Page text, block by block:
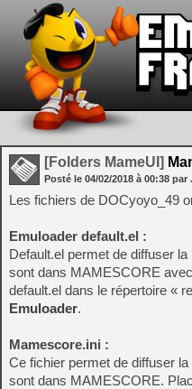
[Folders MameUI]
Posté le 04/02/2018 à 00:38 par
Les fichiers de DOCyoyo_49
Emuloader default.el :
Default.el permet de diffuser
sont dans MAMESCORE
default.el dans le répertoire «
Emuloader.
Mamescore.ini :
Ce fichier permet de diffuser
sont dans MAMESCORE.